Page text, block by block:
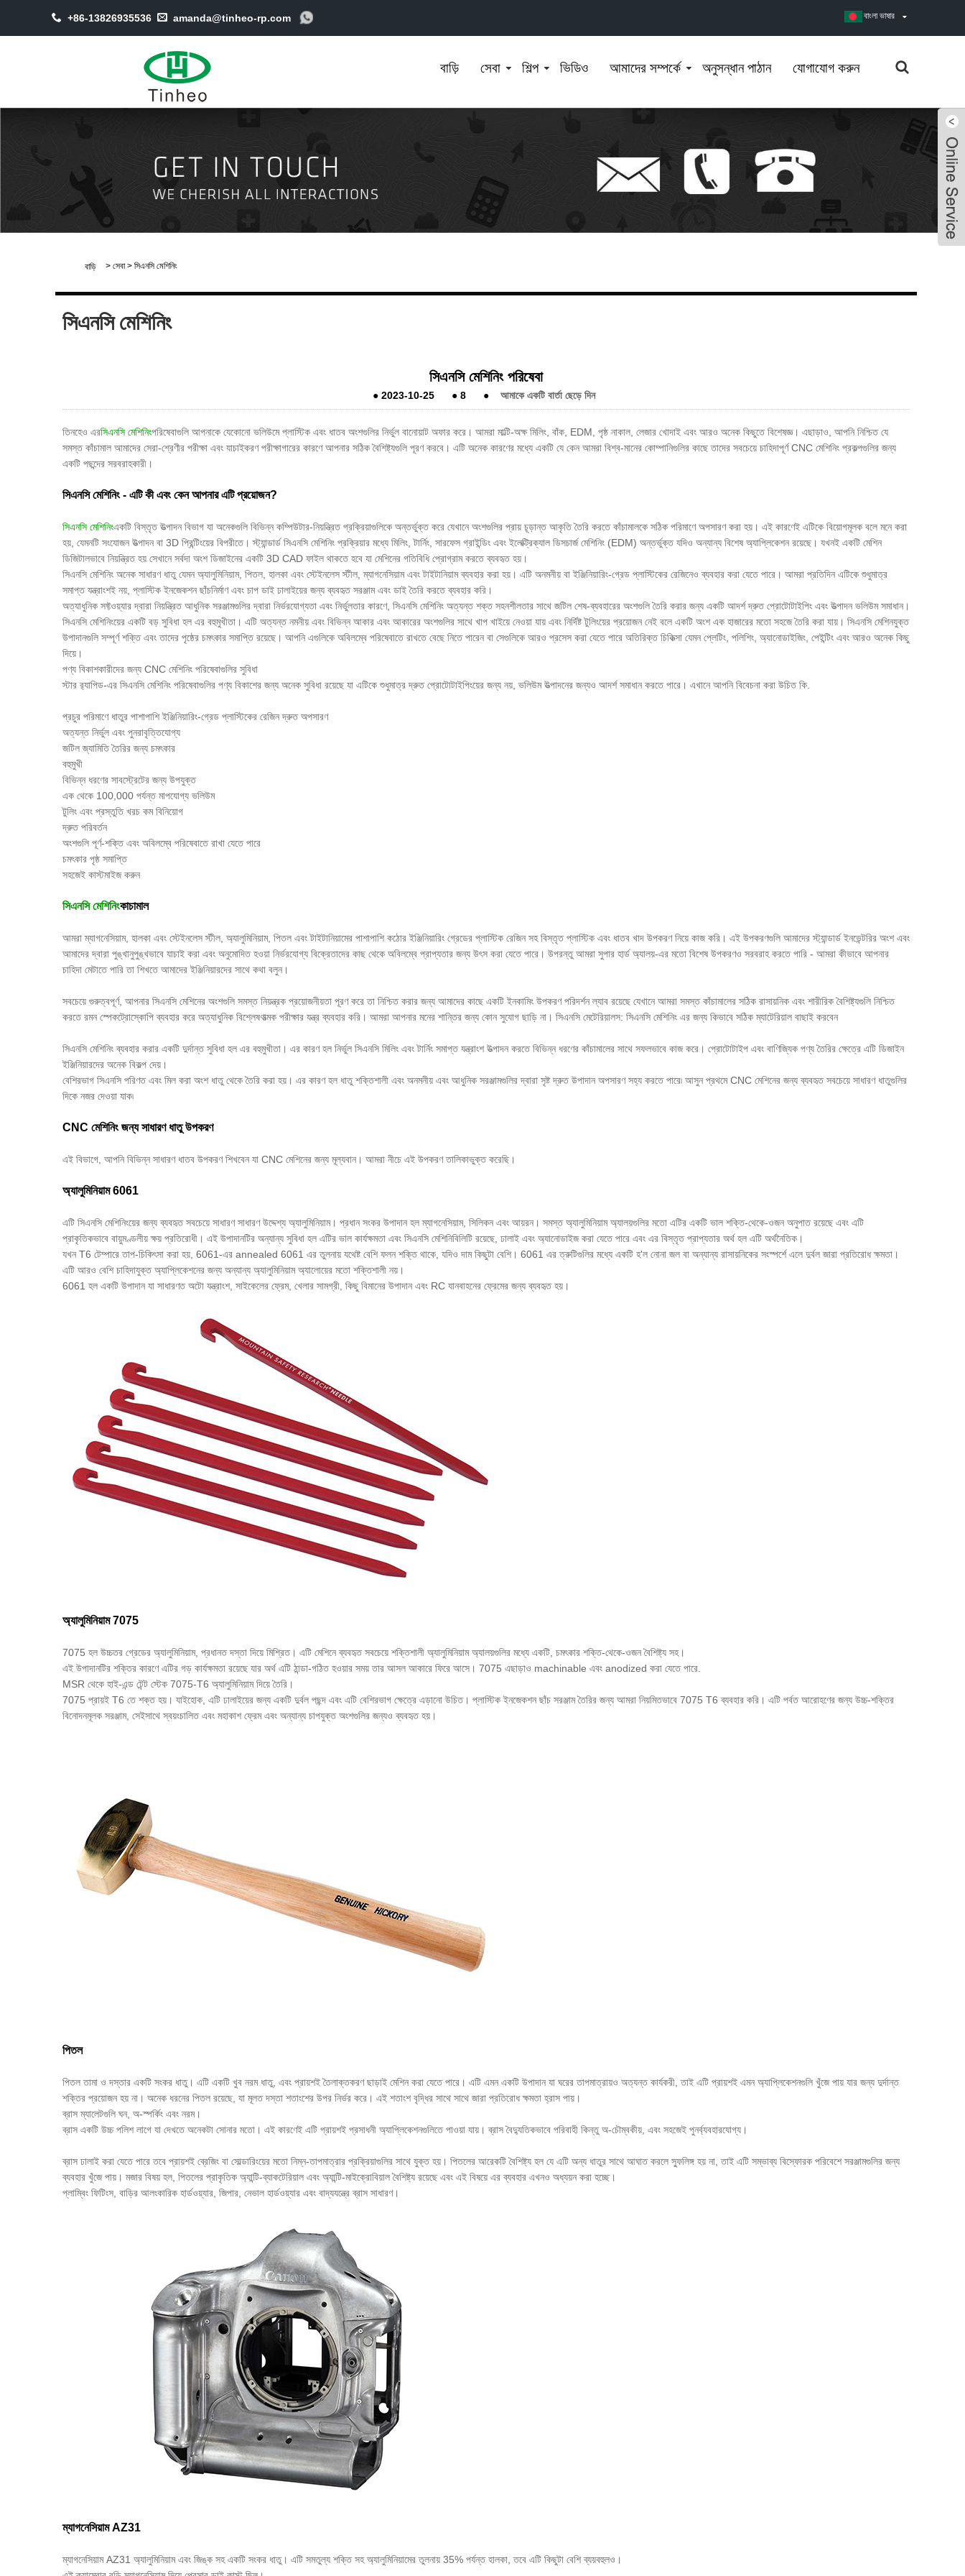
+86-13826935536 amanda@tinheo-rp.com বাংলা ভাষার
বাড়ি সেবা শিল্প ভিডিও আমাদের সম্পর্কে অনুসন্ধান পাঠান যোগাযোগ করুন
বাড়ি > সেবা > সিএনসি মেশিনিং
সিএনসি মেশিনিং
সিএনসি মেশিনিং পরিষেবা
●2023-10-25 ●8 ● আমাকে একটি বার্তা ছেড়ে দিন
তিনহেও এরসিএনসি মেশিনিংপরিষেবাগুলি আপনাকে যেকোনো ভলিউমে প্লাস্টিক এবং ধাতব অংশগুলির নির্ভুল বানোয়াট অফার করে। আমরা মাল্টি-অক্ষ মিলিং, বাঁক, EDM, পৃষ্ঠ নাকাল, লেজার খোদাই এবং আরও অনেক কিছুতে বিশেষজ্ঞ। এছাড়াও, আপনি নিশ্চিত যে
সমস্ত কাঁচামাল আমাদের সেরা-শ্রেণীর পরীক্ষা এবং যাচাইকরণ পরীক্ষাগারের কারণে আপনার সঠিক বৈশিষ্ট্যগুলি পূরণ করবে। এটি অনেক কারণের মধ্যে একটি যে কেন আমরা বিশ্ব-মানের কোম্পানিগুলির কাছে তাদের সবচেয়ে চাহিদাপূর্ণ CNC মেশিনিং প্রকল্পগুলির জন্য
একটি পছন্দের সরবরাহকারী।
সিএনসি মেশিনিং - এটি কী এবং কেন আপনার এটি প্রয়োজন?
সিএনসি মেশিনিংএকটি বিস্তৃত উত্পাদন বিভাগ যা অনেকগুলি বিভিন্ন কম্পিউটার-নিয়ন্ত্রিত প্রক্রিয়াগুলিকে অন্তর্ভুক্ত করে যেখানে অংশগুলির প্রায় চূড়ান্ত আকৃতি তৈরি করতে কাঁচামালকে সঠিক পরিমাণে অপসারণ করা হয়। এই কারণেই এটিকে বিয়োগমূলক বলে মনে করা
হয়, যেমনটি সংযোজন উত্পাদন বা 3D প্রিন্টিংয়ের বিপরীতে। স্ট্যান্ডার্ড সিএনসি মেশিনিং প্রক্রিয়ার মধ্যে মিলিং, টার্নিং, সারফেস গ্রাইন্ডিং এবং ইলেক্ট্রিক্যাল ডিসচার্জ মেশিনিং (EDM) অন্তর্ভুক্ত যদিও অন্যান্য বিশেষ অ্যাপ্লিকেশন রয়েছে। যখনই একটি মেশিন
ডিজিটালভাবে নিয়ন্ত্রিত হয় সেখানে সর্বদা অংশ ডিজাইনের একটি 3D CAD ফাইল থাকতে হবে যা মেশিনের গতিবিধি প্রোগ্রাম করতে ব্যবহৃত হয়।
সিএনসি মেশিনিং অনেক সাধারণ ধাতু যেমন অ্যালুমিনিয়াম, পিতল, হালকা এবং স্টেইনলেস স্টীল, ম্যাগনেসিয়াম এবং টাইটানিয়াম ব্যবহার করা হয়। এটি অনমনীয় বা ইঞ্জিনিয়ারিং-গ্রেড প্লাস্টিকের রেজিনেও ব্যবহার করা যেতে পারে। আমরা প্রতিদিন এটিকে শুধুমাত্র
সমাপ্ত যন্ত্রাংশই নয়, প্লাস্টিক ইনজেকশন ছাঁচনির্মাণ এবং চাপ ডাই ঢালাইয়ের জন্য ব্যবহৃত সরঞ্জাম এবং ডাই তৈরি করতে ব্যবহার করি।
অত্যাধুনিক সফ্টওয়্যার দ্বারা নিয়ন্ত্রিত আধুনিক সরঞ্জামগুলির দ্বারা নির্ভরযোগ্যতা এবং নির্ভুলতার কারণে, সিএনসি মেশিনিং অত্যন্ত শক্ত সহনশীলতার সাথে জটিল শেষ-ব্যবহারের অংশগুলি তৈরি করার জন্য একটি আদর্শ দ্রুত প্রোটোটাইপিং এবং উত্পাদন ভলিউম সমাধান।
সিএনসি মেশিনিংয়ের একটি বড় সুবিধা হল এর বহুমুখীতা। এটি অত্যন্ত নমনীয় এবং বিভিন্ন আকার এবং আকারের অংশগুলির সাথে খাপ খাইয়ে নেওয়া যায় এবং নির্দিষ্ট টুলিংয়ের প্রয়োজন নেই বলে একটি অংশ এক হাজারের মতো সহজে তৈরি করা যায়। সিএনসি মেশিনযুক্ত
উপাদানগুলি সম্পূর্ণ শক্তি এবং তাদের পৃষ্ঠের চমৎকার সমাপ্তি রয়েছে। আপনি এগুলিকে অবিলম্বে পরিষেবাতে রাখতে বেছে নিতে পারেন বা সেগুলিকে আরও প্রসেস করা যেতে পারে অতিরিক্ত চিকিত্সা যেমন প্লেটিং, পলিশিং, অ্যানোডাইজিং, পেইন্টিং এবং আরও অনেক কিছু
দিয়ে।
পণ্য বিকাশকারীদের জন্য CNC মেশিনিং পরিষেবাগুলির সুবিধা
স্টার র‌্যাপিড-এর সিএনসি মেশিনিং পরিষেবাগুলির পণ্য বিকাশের জন্য অনেক সুবিধা রয়েছে যা এটিকে শুধুমাত্র দ্রুত প্রোটোটাইপিংয়ের জন্য নয়, ভলিউম উত্পাদনের জন্যও আদর্শ সমাধান করতে পারে। এখানে আপনি বিবেচনা করা উচিত কি.
প্রচুর পরিমাণে ধাতুর পাশাপাশি ইঞ্জিনিয়ারিং-গ্রেড প্লাস্টিকের রেজিন দ্রুত অপসারণ
অত্যন্ত নির্ভুল এবং পুনরাবৃত্তিযোগ্য
জটিল জ্যামিতি তৈরির জন্য চমৎকার
বহুমুখী
বিভিন্ন ধরণের সাবস্ট্রেটের জন্য উপযুক্ত
এক থেকে 100,000 পর্যন্ত মাপযোগ্য ভলিউম
টুলিং এবং প্রস্তুতি খরচ কম বিনিয়োগ
দ্রুত পরিবর্তন
অংশগুলি পূর্ণ-শক্তি এবং অবিলম্বে পরিষেবাতে রাখা যেতে পারে
চমৎকার পৃষ্ঠ সমাপ্তি
সহজেই কাস্টমাইজ করুন
সিএনসি মেশিনিংকাচামাল
আমরা ম্যাগনেসিয়াম, হালকা এবং স্টেইনলেস স্টীল, অ্যালুমিনিয়াম, পিতল এবং টাইটানিয়ামের পাশাপাশি কঠোর ইঞ্জিনিয়ারিং গ্রেডের প্লাস্টিক রেজিন সহ বিস্তৃত প্লাস্টিক এবং ধাতব খাদ উপকরণ নিয়ে কাজ করি। এই উপকরণগুলি আমাদের স্ট্যান্ডার্ড ইনভেন্টরির অংশ এবং
আমাদের দ্বারা পুঙ্খানুপুঙ্খভাবে যাচাই করা এবং অনুমোদিত হওয়া নির্ভরযোগ্য বিক্রেতাদের কাছ থেকে অবিলম্বে প্রাপ্যতার জন্য উৎস করা যেতে পারে। উপরন্তু আমরা সুপার হার্ড অ্যালয়-এর মতো বিশেষ উপকরণও সরবরাহ করতে পারি - আমরা কীভাবে আপনার
চাহিদা মেটাতে পারি তা শিখতে আমাদের ইঞ্জিনিয়ারদের সাথে কথা বলুন।
সবচেয়ে গুরুত্বপূর্ণ, আপনার সিএনসি মেশিনের অংশগুলি সমস্ত নিয়ন্ত্রক প্রয়োজনীয়তা পূরণ করে তা নিশ্চিত করার জন্য আমাদের কাছে একটি ইনকামিং উপকরণ পরিদর্শন ল্যাব রয়েছে যেখানে আমরা সমস্ত কাঁচামালের সঠিক রাসায়নিক এবং শারীরিক বৈশিষ্ট্যগুলি নিশ্চিত
করতে রমন স্পেকট্রোস্কোপি ব্যবহার করে অত্যাধুনিক বিশ্লেষণাত্মক পরীক্ষার যন্ত্র ব্যবহার করি। আমরা আপনার মনের শান্তির জন্য কোন সুযোগ ছাড়ি না। সিএনসি মেটেরিয়ালস: সিএনসি মেশিনিং এর জন্য কিভাবে সঠিক ম্যাটেরিয়াল বাছাই করবেন
সিএনসি মেশিনিং ব্যবহার করার একটি দুর্দান্ত সুবিধা হল এর বহুমুখীতা। এর কারণ হল নির্ভুল সিএনসি মিলিং এবং টার্নিং সমাপ্ত যন্ত্রাংশ উত্পাদন করতে বিভিন্ন ধরণের কাঁচামালের সাথে সফলভাবে কাজ করে। প্রোটোটাইপ এবং বাণিজ্যিক পণ্য তৈরির ক্ষেত্রে এটি ডিজাইন
ইঞ্জিনিয়ারদের অনেক বিকল্প দেয়।
বেশিরভাগ সিএনসি পরিণত এবং মিল করা অংশ ধাতু থেকে তৈরি করা হয়। এর কারণ হল ধাতু শক্তিশালী এবং অনমনীয় এবং আধুনিক সরঞ্জামগুলির দ্বারা সৃষ্ট দ্রুত উপাদান অপসারণ সহ্য করতে পারে৷ আসুন প্রথমে CNC মেশিনের জন্য ব্যবহৃত সবচেয়ে সাধারণ ধাতুগুলির
দিকে নজর দেওয়া যাক৷
CNC মেশিনিং জন্য সাধারণ ধাতু উপকরণ
এই বিভাগে, আপনি বিভিন্ন সাধারণ ধাতব উপকরণ শিখবেন যা CNC মেশিনের জন্য মূল্যবান। আমরা নীচে এই উপকরণ তালিকাভুক্ত করেছি।
অ্যালুমিনিয়াম 6061
এটি সিএনসি মেশিনিংয়ের জন্য ব্যবহৃত সবচেয়ে সাধারণ সাধারণ উদ্দেশ্য অ্যালুমিনিয়াম। প্রধান সংকর উপাদান হল ম্যাগনেসিয়াম, সিলিকন এবং আয়রন। সমস্ত অ্যালুমিনিয়াম অ্যালয়গুলির মতো এটির একটি ভাল শক্তি-থেকে-ওজন অনুপাত রয়েছে এবং এটি
প্রাকৃতিকভাবে বায়ুমণ্ডলীয় ক্ষয় প্রতিরোধী। এই উপাদানটির অন্যান্য সুবিধা হল এটির ভাল কার্যক্ষমতা এবং সিএনসি মেশিনিবিলিটি রয়েছে, ঢালাই এবং অ্যানোডাইজ করা যেতে পারে এবং এর বিস্তৃত প্রাপ্যতার অর্থ হল এটি অর্থনৈতিক।
যখন T6 টেম্পারে তাপ-চিকিৎসা করা হয়, 6061-এর annealed 6061 এর তুলনায় যথেষ্ট বেশি ফলন শক্তি থাকে, যদিও দাম কিছুটা বেশি। 6061 এর ত্রুটিগুলির মধ্যে একটি হ'ল নোনা জল বা অন্যান্য রাসায়নিকের সংস্পর্শে এলে দুর্বল জারা প্রতিরোধ ক্ষমতা।
এটি আরও বেশি চাহিদাযুক্ত অ্যাপ্লিকেশনের জন্য অন্যান্য অ্যালুমিনিয়াম অ্যালোয়ের মতো শক্তিশালী নয়।
6061 হল একটি উপাদান যা সাধারণত অটো যন্ত্রাংশ, সাইকেলের ফ্রেম, খেলার সামগ্রী, কিছু বিমানের উপাদান এবং RC যানবাহনের ফ্রেমের জন্য ব্যবহৃত হয়।
অ্যালুমিনিয়াম 7075
7075 হল উচ্চতর গ্রেডের অ্যালুমিনিয়াম, প্রধানত দস্তা দিয়ে মিশ্রিত। এটি মেশিনে ব্যবহৃত সবচেয়ে শক্তিশালী অ্যালুমিনিয়াম অ্যালয়গুলির মধ্যে একটি, চমৎকার শক্তি-থেকে-ওজন বৈশিষ্ট্য সহ।
এই উপাদানটির শক্তির কারণে এটির গড় কার্যক্ষমতা রয়েছে যার অর্থ এটি ঠান্ডা-গঠিত হওয়ার সময় তার আসল আকারে ফিরে আসে। 7075 এছাড়াও machinable এবং anodized করা যেতে পারে.
MSR থেকে হাই-এন্ড টেন্ট স্টেক 7075-T6 অ্যালুমিনিয়াম দিয়ে তৈরি।
7075 প্রায়ই T6 তে শক্ত হয়। যাইহোক, এটি ঢালাইয়ের জন্য একটি দুর্বল পছন্দ এবং এটি বেশিরভাগ ক্ষেত্রে এড়ানো উচিত। প্লাস্টিক ইনজেকশন ছাঁচ সরঞ্জাম তৈরির জন্য আমরা নিয়মিতভাবে 7075 T6 ব্যবহার করি। এটি পর্বত আরোহণের জন্য উচ্চ-শক্তির
বিনোদনমূলক সরঞ্জাম, সেইসাথে স্বয়ংচালিত এবং মহাকাশ ফ্রেম এবং অন্যান্য চাপযুক্ত অংশগুলির জন্যও ব্যবহৃত হয়।
পিতল
পিতল তামা ও দস্তার একটি সংকর ধাতু। এটি একটি খুব নরম ধাতু, এবং প্রায়শই তৈলাক্তকরণ ছাড়াই মেশিন করা যেতে পারে। এটি এমন একটি উপাদান যা ঘরের তাপমাত্রায়ও অত্যন্ত কার্যকরী, তাই এটি প্রায়শই এমন অ্যাপ্লিকেশনগুলি খুঁজে পায় যার জন্য দুর্দান্ত
শক্তির প্রয়োজন হয় না। অনেক ধরনের পিতল রয়েছে, যা মূলত দস্তা শতাংশের উপর নির্ভর করে। এই শতাংশ বৃদ্ধির সাথে সাথে জারা প্রতিরোধ ক্ষমতা হ্রাস পায়।
ব্রাস ম্যালেটগুলি ঘন, অ-স্পর্কিং এবং নরম।
ব্রাস একটি উচ্চ পলিশ লাগে যা দেখতে অনেকটা সোনার মতো। এই কারণেই এটি প্রায়শই প্রসাধনী অ্যাপ্লিকেশনগুলিতে পাওয়া যায়। ব্রাস বৈদ্যুতিকভাবে পরিবাহী কিন্তু অ-চৌম্বকীয়, এবং সহজেই পুনর্ব্যবহারযোগ্য।
ব্রাস ঢালাই করা যেতে পারে তবে প্রায়শই ব্রেজিং বা সোল্ডারিংয়ের মতো নিম্ন-তাপমাত্রার প্রক্রিয়াগুলির সাথে যুক্ত হয়। পিতলের আরেকটি বৈশিষ্ট্য হল যে এটি অন্য ধাতুর সাথে আঘাত করলে স্ফুলিঙ্গ হয় না, তাই এটি সম্ভাব্য বিস্ফোরক পরিবেশে সরঞ্জামগুলির জন্য
ব্যবহার খুঁজে পায়। মজার বিষয় হল, পিতলের প্রাকৃতিক অ্যান্টি-ব্যাকটেরিয়াল এবং অ্যান্টি-মাইক্রোবিয়াল বৈশিষ্ট্য রয়েছে এবং এই বিষয়ে এর ব্যবহার এখনও অধ্যয়ন করা হচ্ছে।
প্লাম্বিং ফিটিংস, বাড়ির আলংকারিক হার্ডওয়্যার, জিপার, নেভাল হার্ডওয়্যার এবং বাদ্যযন্ত্রে ব্রাস সাধারণ।
ম্যাগনেসিয়াম AZ31
ম্যাগনেসিয়াম AZ31 অ্যালুমিনিয়াম এবং জিঙ্ক সহ একটি সংকর ধাতু। এটি সমতুল্য শক্তি সহ অ্যালুমিনিয়ামের তুলনায় 35% পর্যন্ত হালকা, তবে এটি কিছুটা বেশি ব্যয়বহুলও।